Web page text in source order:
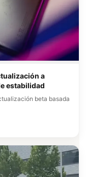
a
estabilidad
beta basada